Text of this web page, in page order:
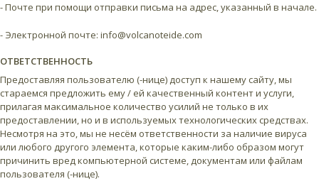
- Почте при помощи отправки письма на адрес, указанный в начале.
- Электронной почте: info@volcanoteide.com
ОТВЕТСТВЕННОСТЬ
Предоставляя пользователю (-нице) доступ к нашему сайту, мы
стараемся предложить ему / ей качественный контент и услуги,
прилагая максимальное количество усилий не только в их
предоставлении, но и в используемых технологических средствах.
Несмотря на это, мы не несём ответственности за наличие вируса
или любого другого элемента, которые каким-либо образом могут
причинить вред компьютерной системе, документам или файлам
пользователя (-нице).